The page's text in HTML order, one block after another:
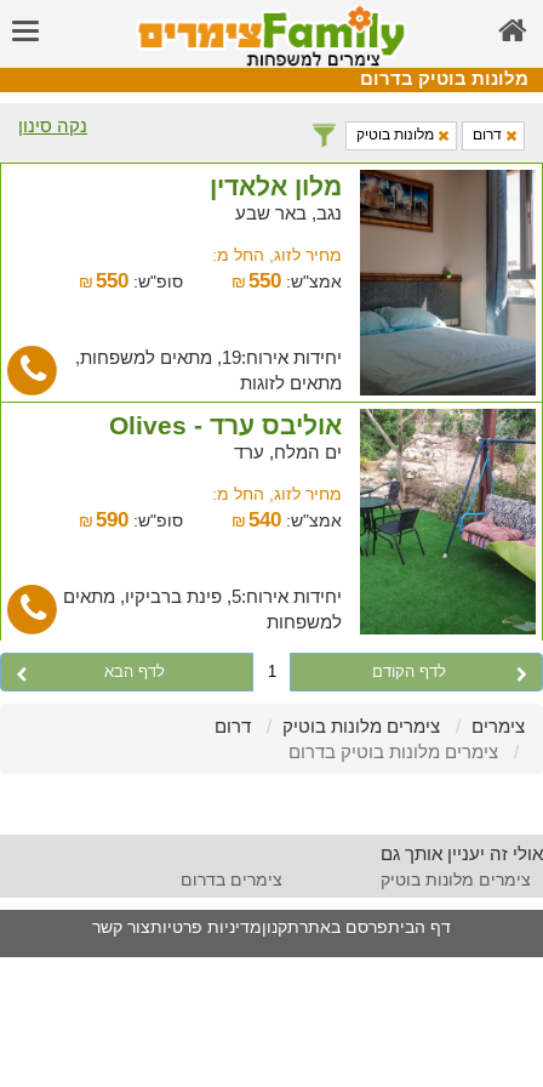
מלונות בוטיק בדרום
נקה סינון דרום מלונות בוטיק
מלון אלאדין
נגב, באר שבע
מחיר לזוג, החל מ:
אמצ"ש:
₪550 סופ"ש: ₪ 550
יחידות אירוח:19, מתאים למשפחות,
מתאים לזוגות
אוליבס ערד - Olives
ים המלח, ערד
מחיר לזוג, החל מ:
אמצ"ש:
₪540 סופ"ש: ₪ 590
יחידות אירוח:5, פינת ברביקיו, מתאים
למשפחות
לדף הקודם 1 לדף הבא
צימרים צימרים מלונות בוטיק
דרום
צימרים מלונות בוטיק בדרום
אולי זה יעניין אותך גם
צימרים מלונות בוטיק צימרים בדרום
דף הביתפרסם באתרתקנוןמדיניות פרטיותצור קשר